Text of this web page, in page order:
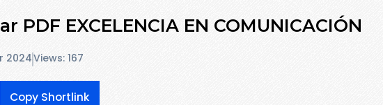
PDF EXCELENCIA EN COMUNICACIÓN
2024Views: 167
Copy Shortlink